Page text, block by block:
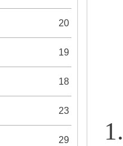
20
19
18
23
29